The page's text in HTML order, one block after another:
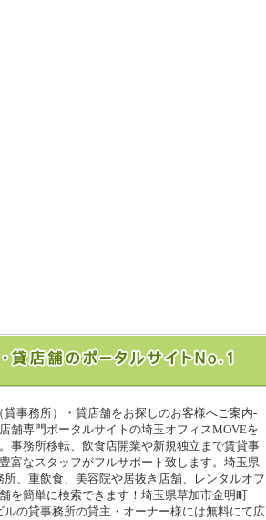
事務所）・貸店舗をお探しのお客様へご案内-
舗専門ポータルサイトの埼玉オフィスMOVEを
事務所移転、飲食店開業や新規独立まで賃貸事
富なスタッフがフルサポート致します。埼玉県
、重飲食、美容院や居抜き店舗、レンタルオフ
を簡単に検索できます！埼玉県草加市金明町
の貸事務所の貸主・オーナー様には無料にて広